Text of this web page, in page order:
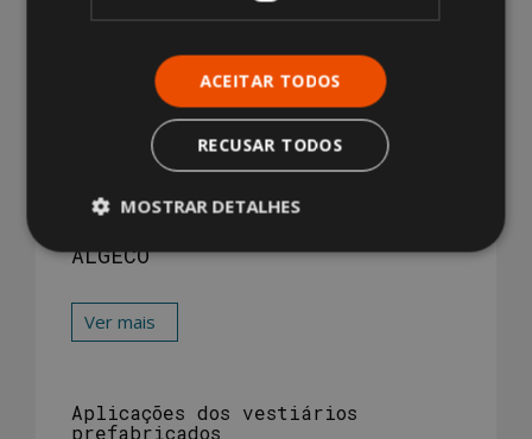
prefabricados. Com a frota mais ampla do
mercado, são já milhares de m2 entregues,
simples e personalizados, para os mais
distintos setores.
MÓDULOS PREFABRICADOS PARA
ALGECO
Ver mais
Aplicações dos vestiários
prefabricados
ACEITAR TODOS
RECUSAR TODOS
MOSTRAR DETALHES